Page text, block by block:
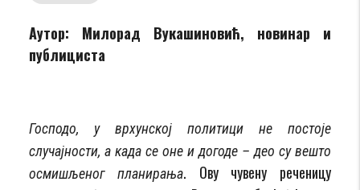
Аутор: Милорад Вукашиновић, новинар и
публициста
Господо, у врхунској политици не постоје
случајности, а када се оне и догоде – део су вешто
осмишљеног планирања. Ову чувену реченицу